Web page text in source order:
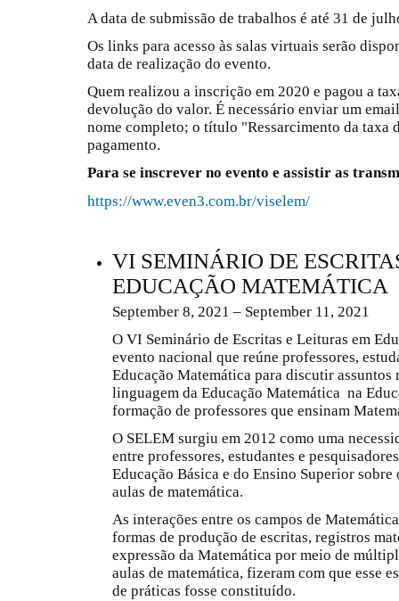
A data de submissão de trabalhos é até 31 de
Os links para acesso às salas virtuais serão
data de realização do evento.
Quem realizou a inscrição em 2020 e pagou a
devolução do valor. É necessário enviar um
nome completo; o título "Ressarcimento da taxa
pagamento.
Para se inscrever no evento e assistir as
https://www.even3.com.br/viselem/
VI SEMINÁRIO DE
EDUCAÇÃO MATEMÁTICA
September 8, 2021 – September 11, 2021
O VI Seminário de Escritas e Leituras em
evento nacional que reúne professores,
Educação Matemática para discutir
linguagem da Educação Matemática na
formação de professores que ensinam
O SELEM surgiu em 2012 como uma
entre professores, estudantes e
Educação Básica e do Ensino Superior
aulas de matemática.
As interações entre os campos de
formas de produção de escritas, registros
expressão da Matemática por meio de
aulas de matemática, fizeram com que esse
de práticas fosse constituído.